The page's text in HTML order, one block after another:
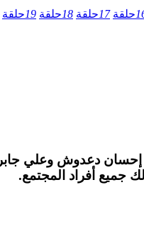
حلقة 17حلقة 18حلقة 19حلقة
السابع الحلقة 25 الخامسة
جميع أفراد المجتمع.